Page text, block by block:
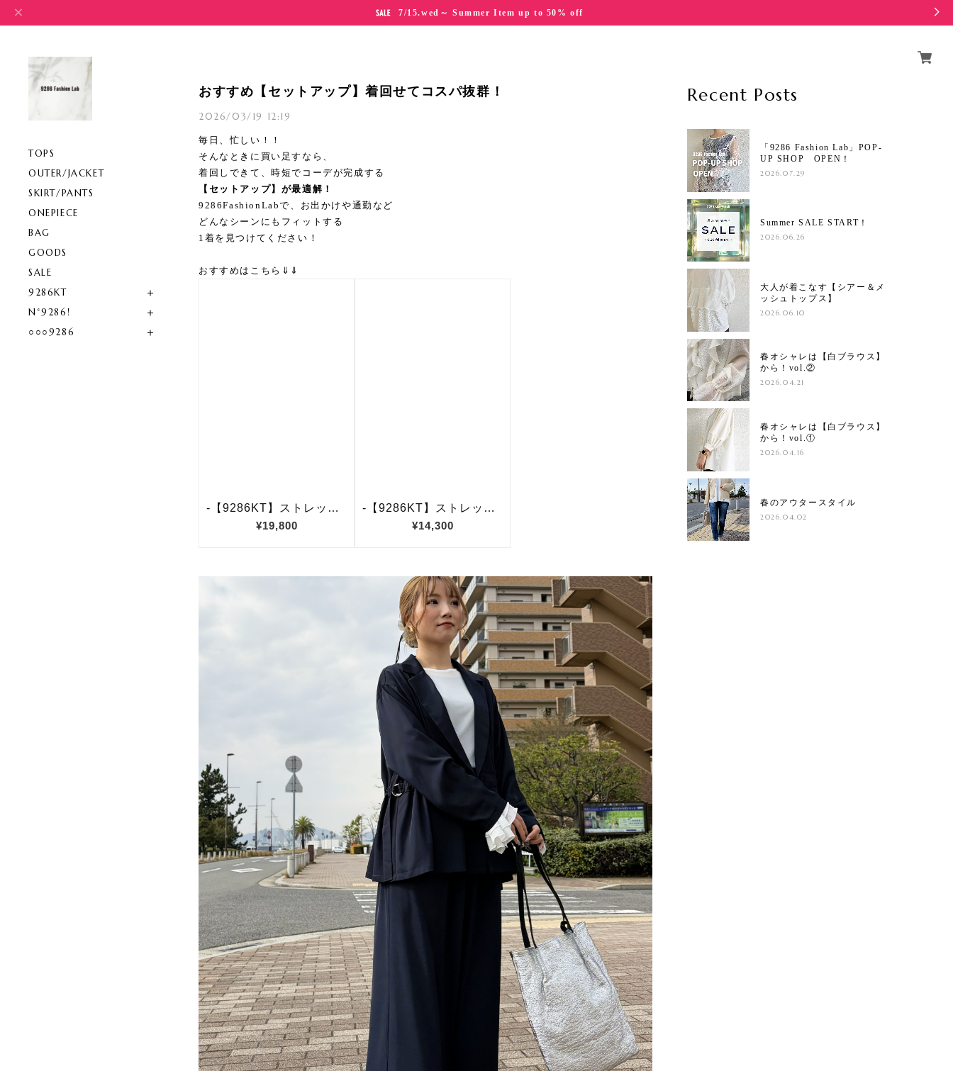
7/15.wed～ Summer Item up to 50% off
TOPS
OUTER/JACKET
SKIRT/PANTS
ONEPIECE
BAG
GOODS
SALE
9286KT
N°9286!
○○○9286
おすすめ【セットアップ】着回せてコスパ抜群！
2026/03/19 12:19
毎日、忙しい！！
そんなときに買い足すなら、
着回しできて、時短でコーデが完成する
【セットアップ】が最適解！
9286FashionLabで、お出かけや通勤など
どんなシーンにもフィットする
1着を見つけてください！
おすすめはこちら⇓⇓
Recent Posts
「9286 Fashion Lab」POP-
UP SHOP OPEN！
2026.07.29
Summer SALE START！
2026.06.26
大人が着こなす【シアー＆メ
ッシュトップス】
2026.06.10
春オシャレは【白ブラウス】
から！vol.②
2026.04.21
春オシャレは【白ブラウス】
から！vol.①
2026.04.16
春のアウタースタイル
2026.04.02